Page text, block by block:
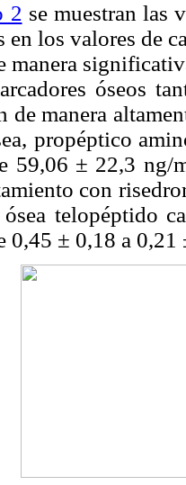
2 se muestran las
los valores de
manera
óseos
de manera
propéptico
59,06 ± 22,3 ng/
con
ósea telopéptido
0,45 ± 0,18 a